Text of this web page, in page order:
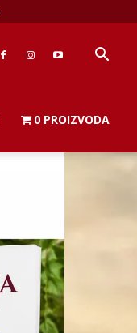
0 PROIZVODA